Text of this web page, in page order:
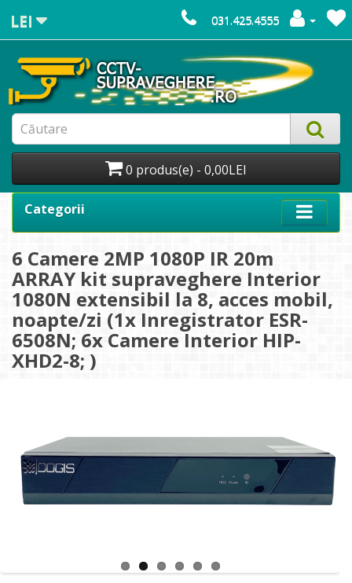
LEI 031.425.4555
0 produs(e) - 0,00LEI
Categorii
6 Camere 2MP 1080P IR 20m
ARRAY kit supraveghere Interior
1080N extensibil la 8, acces mobil,
noapte/zi (1x Inregistrator ESR-
6508N; 6x Camere Interior HIP-
XHD2-8; )